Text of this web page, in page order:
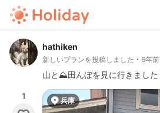
hathiken
新しいプランを投稿しました 6年前
山と⛰田んぼを見に行きました
1 兵庫